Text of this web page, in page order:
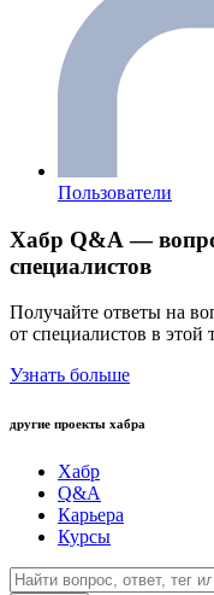
Пользователи
Хабр Q&A —
специалистов
Получайте ответы на
от специалистов в этой
Узнать больше
другие проекты хабра
Хабр
Q&A
Карьера
Курсы